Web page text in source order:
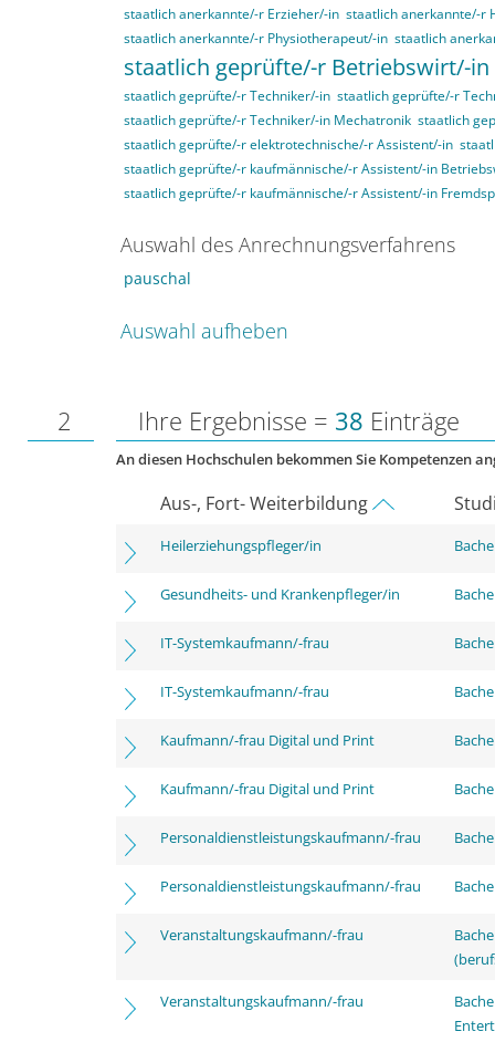
staatlich anerkannte/-r Erzieher/-in staatlich anerkannte/-r
staatlich anerkannte/-r Physiotherapeut/-in staatlich
staatlich geprüfte/-r Betriebswirt/-in
staatlich geprüfte/-r Techniker/-in staatlich geprüfte/-r
staatlich geprüfte/-r Techniker/-in Mechatronik staatlich
staatlich geprüfte/-r elektrotechnische/-r Assistent/-in
staatlich geprüfte/-r kaufmännische/-r Assistent/-in
staatlich geprüfte/-r kaufmännische/-r Assistent/-in
Auswahl des Anrechnungsverfahrens
pauschal
Auswahl aufheben
2 Ihre Ergebnisse = 38 Einträge
An diesen Hochschulen bekommen Sie Kompetenzen
Aus-, Fort- Weiterbildung
Heilerziehungspfleger/in
Gesundheits- und Krankenpfleger/in
IT-Systemkaufmann/-frau
IT-Systemkaufmann/-frau
Kaufmann/-frau Digital und Print
Kaufmann/-frau Digital und Print
Personaldienstleistungskaufmann/-frau
Personaldienstleistungskaufmann/-frau
Veranstaltungskaufmann/-frau
Veranstaltungskaufmann/-frau